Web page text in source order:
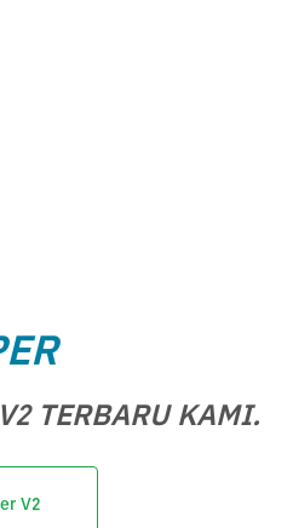
TERBARU KAMI.
V2